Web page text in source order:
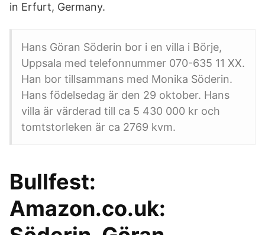
in Erfurt, Germany.
Hans Göran Söderin bor i en villa i Börje,
Uppsala med telefonnummer 070-635 11 XX.
Han bor tillsammans med Monika Söderin.
Hans födelsedag är den 29 oktober. Hans
villa är värderad till ca 5 430 000 kr och
tomtstorleken är ca 2769 kvm.
Bullfest:
Amazon.co.uk: